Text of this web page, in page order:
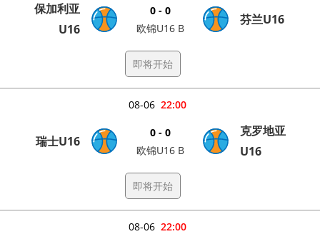
保加利亚
U16
0 - 0
欧锦U16 B
芬兰U16
即将开始
22:00
08-06
瑞士U16
0 - 0
欧锦U16 B
克罗地亚
U16
即将开始
22:00
08-06